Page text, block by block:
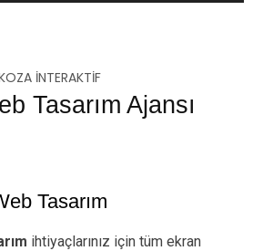
İNTERAKTİF
Tasarım Ajansı
Tasarım
ihtiyaçlarınız için tüm ekran